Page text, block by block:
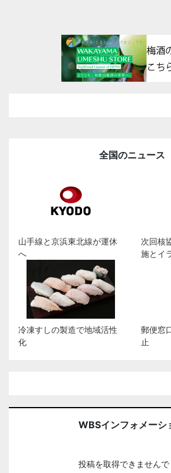
全国のニュース
山手線と京浜東北線が運休
へ
次回核
施とイ
冷凍すしの製造で地域活性
化
郵便窓
止
WBSインフォメーシ
投稿を取得できませんで